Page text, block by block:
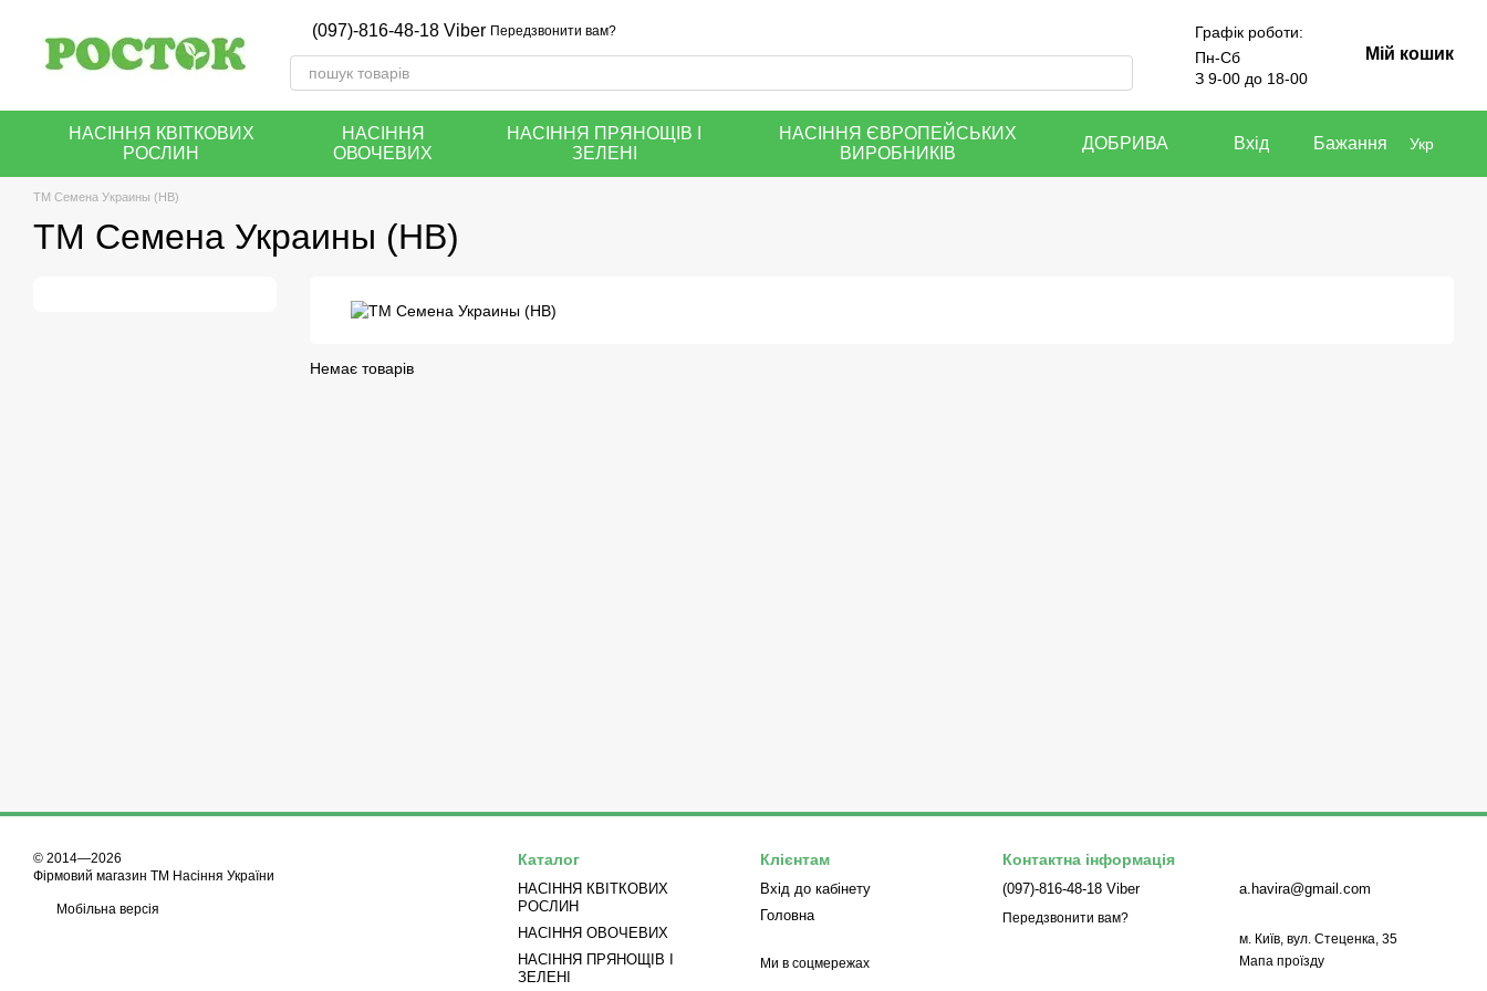
(097)-816-48-18 Viber Передзвонити вам?
Графік роботи:
Пн-Сб
З 9-00 до 18-00
Мій кошик
НАСІННЯ КВІТКОВИХ
РОСЛИН
НАСІННЯ
ОВОЧЕВИХ
НАСІННЯ ПРЯНОЩІВ І
ЗЕЛЕНІ
НАСІННЯ ЄВРОПЕЙСЬКИХ
ВИРОБНИКІВ
ДОБРИВА Вхід Бажання Укр
ТМ Семена Украины (НВ)
ТМ Семена Украины (НВ)
Немає товарів
© 2014—2026
Фірмовий магазин ТМ Насіння України
Мобільна версія
Каталог
НАСІННЯ КВІТКОВИХ
РОСЛИН
НАСІННЯ ОВОЧЕВИХ
НАСІННЯ ПРЯНОЩІВ І
ЗЕЛЕНІ
Клієнтам
Вхід до кабінету
Головна
Ми в соцмережах
Контактна інформація
(097)-816-48-18 Viber
Передзвонити вам?
a.havira@gmail.com
м. Київ, вул. Стеценка, 35
Мапа проїзду